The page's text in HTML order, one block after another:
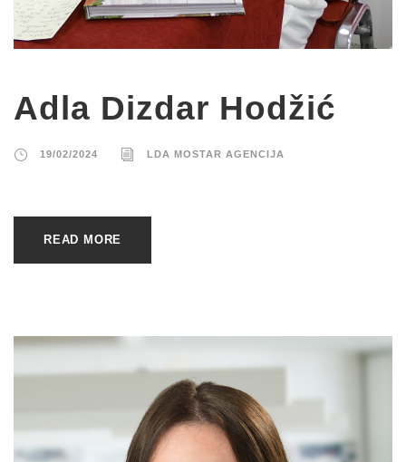
Adla Dizdar Hodžić
19/02/2024 LDA MOSTAR AGENCIJA
READ MORE